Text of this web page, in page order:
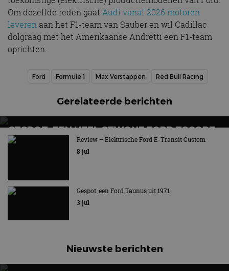
Om dezelfde reden gaat Audi vanaf 2026 motoren
leveren aan het F1-team van Sauber en wil Cadillac
dolgraag met het Amerikaanse Andretti een F1-team
oprichten.
Ford Formule 1 Max Verstappen Red Bull Racing
Gerelateerde berichten
GESPOT: EEN HEEL GEWONE FORD ESCORT
ESTATE UIT 1977
Nu eens geen rallyauto
Review – Elektrische Ford E-Transit Custom
8 jul
Gespot: een Ford Taunus uit 1971
3 jul
Nieuwste berichten